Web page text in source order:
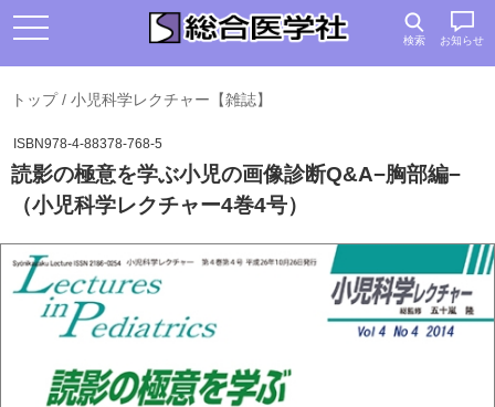
検索 お知らせ
トップ/ 小児科学レクチャー【雑誌】
ISBN978-4-88378-768-5
読影の極意を学ぶ小児の画像診断Q&A−胸部編−
（小児科学レクチャー4巻4号）